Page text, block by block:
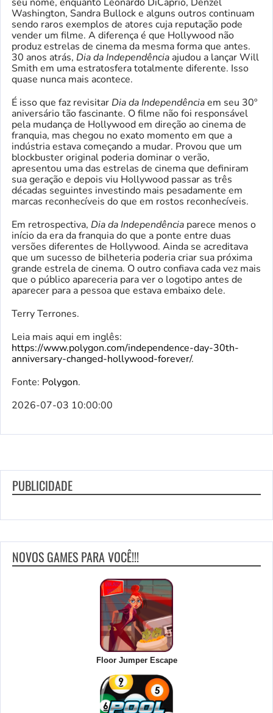
Washington, Sandra Bullock e alguns outros continuam
sendo raros exemplos de atores cuja reputação pode
vender um filme. A diferença é que Hollywood não
produz estrelas de cinema da mesma forma que antes.
30 anos atrás, Dia da Independência ajudou a lançar Will
Smith em uma estratosfera totalmente diferente. Isso
quase nunca mais acontece.
É isso que faz revisitar Dia da Independênciaem seu 30º
aniversário tão fascinante. O filme não foi responsável
pela mudança de Hollywood em direção ao cinema de
franquia, mas chegou no exato momento em que a
indústria estava começando a mudar. Provou que um
blockbuster original poderia dominar o verão,
apresentou uma das estrelas de cinema que definiram
sua geração e depois viu Hollywood passar as três
décadas seguintes investindo mais pesadamente em
marcas reconhecíveis do que em rostos reconhecíveis.
Em retrospectiva, Dia da Independência parece menos o
início da era da franquia do que a ponte entre duas
versões diferentes de Hollywood. Ainda se acreditava
que um sucesso de bilheteria poderia criar sua próxima
grande estrela de cinema. O outro confiava cada vez mais
que o público apareceria para ver o logotipo antes de
aparecer para a pessoa que estava embaixo dele.
Terry Terrones.
Leia mais aqui em inglês:
https://www.polygon.com/independence-day-30th-
anniversary-changed-hollywood-forever/.
Fonte: Polygon.
2026-07-03 10:00:00
PUBLICIDADE
NOVOS GAMES PARA VOCÊ!!!
Floor Jumper Escape